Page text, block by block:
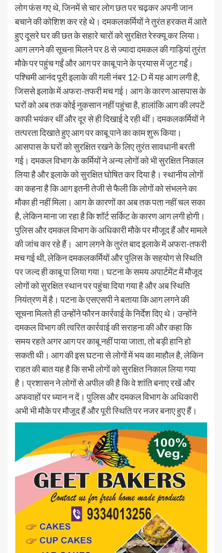
लोग फंस गए थे, जिनमें से चार लोग छत पर चढ़कर अपनी जान
बचाने की कोशिश कर रहे थे। दमकलकर्मियों ने तुरंत हरकत में आते
हुए दूसरे घर की छत के सहारे चारों को सुरक्षित रेस्क्यू कर लिया।
आग लगने की सूचना मिलने पर 8 से ज्यादा दमकल की गाड़ियां तुरंत
मौके पर पहुंच गईं और आग पर काबू पाने के प्रयास में जुट गईं।
पश्चिमी आनंद पूरी इलाके की गली नंबर 12-D में यह आग लगी है,
जिससे इलाके में अफरा-तफरी मच गई। आग के कारण आसपास के
घरों को अब तक कोई नुकसान नहीं पहुंचा है, हालांकि आग की लपटें
काफी भयंकर थीं और दूर से ही दिखाई दे रही थीं। दमकलकर्मियों ने
तत्परता दिखाते हुए आग पर काबू पाने का काम शुरू किया।
आसपास के घरों को सुरक्षित रखने के लिए तुरंत सावधानी बरती
गई। दमकल विभाग के कर्मियों ने अन्य लोगों को भी सुरक्षित निकाल
लिया है और इलाके को सुरक्षित घोषित कर दिया है। स्थानीय लोगों
का कहना है कि आग इतनी तेजी से फैली कि लोगों को संभलने का
मौका ही नहीं मिला। आग के कारणों का अब तक पता नहीं चल सका
है, लेकिन माना जा रहा है कि शॉर्ट सर्किट के कारण आग लगी होगी।
पुलिस और दमकल विभाग के अधिकारी मौके पर मौजूद हैं और मामले
की जांच कर रहे हैं। आग लगने के तुरंत बाद इलाके में अफरा-तफरी
मच गई थी, लेकिन दमकलकर्मियों और पुलिस के सहयोग से स्थिति
पर जल्द ही काबू पा लिया गया। घटना के समय अपार्टमेंट में मौजूद
लोगों को सुरक्षित स्थान पर पहुंचा दिया गया है और अब स्थिति
नियंत्रण में है। पटना के एसएसपी ने बताया कि आग लगने की
सूचना मिलते ही उन्होंने फौरन कार्रवाई के निर्देश दिए थे। उन्होंने
दमकल विभाग की त्वरित कार्रवाई की सराहना की और कहा कि
समय रहते अगर आग पर काबू नहीं पाया जाता, तो बड़ी हानि हो
सकती थी। आग की इस घटना से लोगों में भय का माहौल है, लेकिन
राहत की बात यह है कि सभी लोगों को सुरक्षित निकाल लिया गया
है। प्रशासन ने लोगों से अपील की है कि वे शांति बनाए रखें और
अफवाहों पर ध्यान न दें। पुलिस और दमकल विभाग के अधिकारी
अभी भी मौके पर मौजूद हैं और पूरी स्थिति पर नजर बनाए हुए हैं।